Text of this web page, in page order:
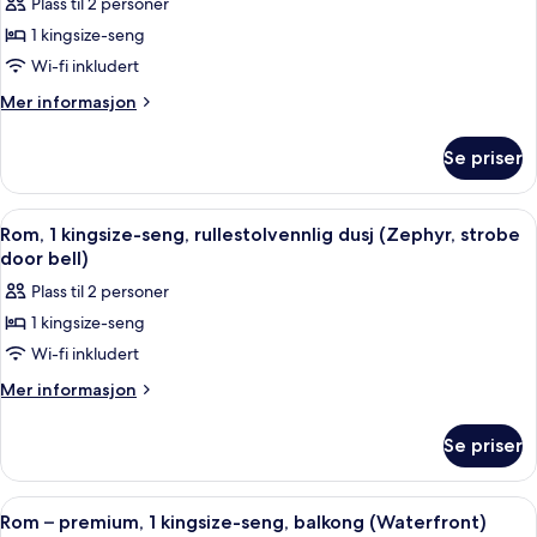
(Waterfront)
bildene
av
Rom,
1
(Zephyr)
1 kingsize-seng
Wi-fi inkludert
Mer informasjon
Mer
1
kingsize-
seng
(Zephyr)
Se priser
Åpne
alle
av
Rom,
1
kingsize-
dusj
(Zephyr,
strobe
Sengetøy av topp kvalitet, senger
5
Rom, 1 kingsize-seng, rullestolvennlig dusj (Zephyr, strobe
door bell)
Plass til 2 personer
1 kingsize-seng
Wi-fi inkludert
Mer informasjon
Mer
1
kingsize-
seng,
Se priser
Åpne
Sengetøy av topp kvalitet, senger
7
Rom – premium, 1 kingsize-seng, balkong (Waterfront)